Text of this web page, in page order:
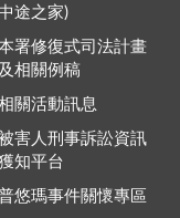
途之家)
署修復式司法計畫
及相關例稿
關活動訊息
害人刑事訴訟資訊
知平台
悠瑪事件關懷專區